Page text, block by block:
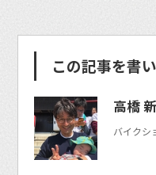
この記事を書
高橋
バイクシ